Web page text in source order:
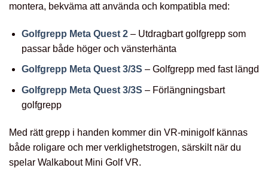
montera, bekväma att använda och kompatibla med:
Golfgrepp Meta Quest 2– Utdragbart golfgrepp som
passar både höger och vänsterhänta
Golfgrepp Meta Quest 3/3S – Golfgrepp med fast längd
Golfgrepp Meta Quest 3/3S – Förlängningsbart
golfgrepp
Med rätt grepp i handen kommer din VR-minigolf kännas
både roligare och mer verklighetstrogen, särskilt när du
spelar Walkabout Mini Golf VR.